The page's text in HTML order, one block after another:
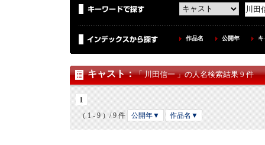
作品名 公開年
キャスト：「 川田信一 」の人名検索結果 9 件
1
（ 1 - 9 ）/ 9 件 公開年▼ 作品名▼